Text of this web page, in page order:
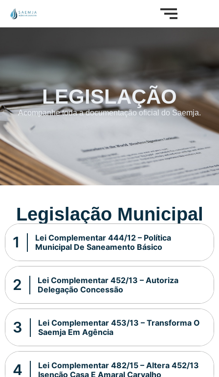
LEGISLAÇÃO
Acompanhe toda a documentação oficial do Saemja.
Legislação Municipal
Lei Complementar 444/12 – Política
Municipal De Saneamento Básico
Lei Complementar 452/13 – Autoriza
Delegação Concessão
Lei Complementar 453/13 – Transforma O
Saemja Em Agência
Lei Complementar 482/15 – Altera 452/13
Isenção Casa E Amaral Carvalho